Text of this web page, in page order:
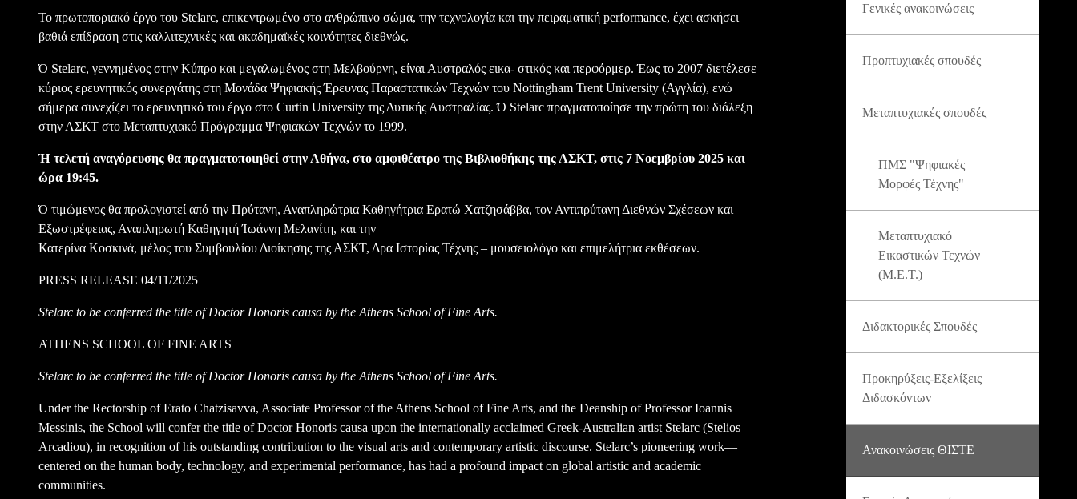
Το πρωτοποριακό έργο του Stelarc, επικεντρωμένο στο ανθρώπινο σώμα, την τεχνολογία και την πειραματική performance, έχει ασκήσει
βαθιά επίδραση στις καλλιτεχνικές και ακαδημαϊκές κοινότητες διεθνώς.
Ό Stelarc, γεννημένος στην Κύπρο και μεγαλωμένος στη Μελβούρνη, είναι Αυστραλός εικα- στικός και περφόρμερ. Έως το 2007 διετέλεσε
κύριος ερευνητικός συνεργάτης στη Μονάδα Ψηφιακής Έρευνας Παραστατικών Τεχνών του Nottingham Trent University (Αγγλία), ενώ
σήμερα συνεχίζει το ερευνητικό του έργο στο Curtin University της Δυτικής Αυστραλίας. Ό Stelarc πραγματοποίησε την πρώτη του διάλεξη
στην ΑΣΚΤ στο Μεταπτυχιακό Πρόγραμμα Ψηφιακών Τεχνών το 1999.
Ή τελετή αναγόρευσης θα πραγματοποιηθεί στην Αθήνα, στο αμφιθέατρο της Βιβλιοθήκης της ΑΣΚΤ, στις 7 Νοεμβρίου 2025 και
ώρα 19:45.
Ό τιμώμενος θα προλογιστεί από την Πρύτανη, Αναπληρώτρια Καθηγήτρια Ερατώ Χατζησάββα, τον Αντιπρύτανη Διεθνών Σχέσεων και
Εξωστρέφειας, Αναπληρωτή Καθηγητή Ίωάννη Μελανίτη, και την
Κατερίνα Κοσκινά, μέλος του Συμβουλίου Διοίκησης της ΑΣΚΤ, Δρα Ιστορίας Τέχνης – μουσειολόγο και επιμελήτρια εκθέσεων.
PRESS RELEASE 04/11/2025
Stelarc to be conferred the title of Doctor Honoris causa by the Athens School of Fine Arts.
ATHENS SCHOOL OF FINE ARTS
Stelarc to be conferred the title of Doctor Honoris causa by the Athens School of Fine Arts.
Under the Rectorship of Erato Chatzisavva, Associate Professor of the Athens School of Fine Arts, and the Deanship of Professor Ioannis
Messinis, the School will confer the title of Doctor Honoris causa upon the internationally acclaimed Greek-Australian artist Stelarc (Stelios
Arcadiou), in recognition of his outstanding contribution to the visual arts and contemporary artistic discourse. Stelarc’s pioneering work—
centered on the human body, technology, and experimental performance, has had a profound impact on global artistic and academic
communities.
Γενικές ανακοινώσεις
Προπτυχιακές σπουδές
Μεταπτυχιακές σπουδές
ΠΜΣ "Ψηφιακές
Μορφές Τέχνης"
Μεταπτυχιακό
Εικαστικών Τεχνών
(Μ.Ε.Τ.)
Διδακτορικές Σπουδές
Προκηρύξεις-Εξελίξεις
Διδασκόντων
Ανακοινώσεις ΘΙΣΤΕ